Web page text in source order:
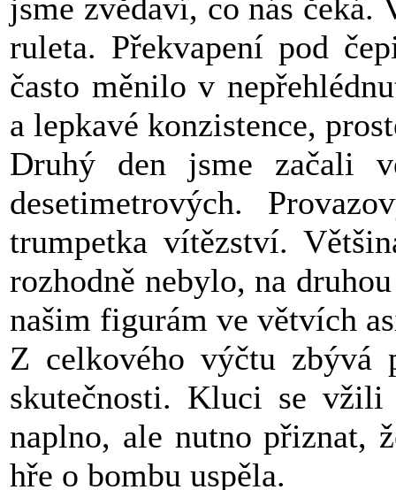
jsme zvědaví, co nás čeká.
ruleta. Překvapení pod
často měnilo v
a lepkavé konzistence,
Druhý den jsme začali
desetimetrových.
trumpetka vítězství.
rozhodně nebylo, na
našim figurám ve větvích
Z celkového výčtu zbývá
skutečnosti. Kluci se
naplno, ale nutno přiznat,
hře o bombu uspěla.